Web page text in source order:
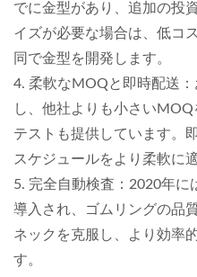
でに金型があり、追加の投
イズが必要な場合は、低コ
同で金型を開発します。
4. 柔軟なMOQと即時配送
し、他社よりも小さい
テストも提供しています。
スケジュールをより柔軟に
5. 完全自動検査：2020年
導入され、ゴムリングの品
ネックを克服し、より効率
す。